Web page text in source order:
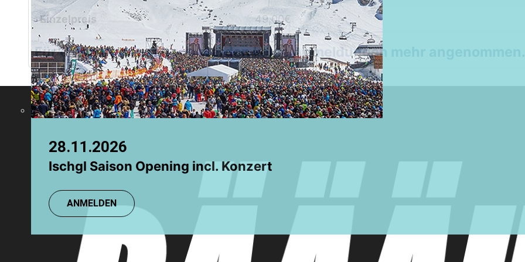
Chamonix
Grindelwald
28.11.2026
Ischgl Saison Opening incl. Konzert
ANMELDEN
09.08.2026
LOSHEIM: SUP Yoga mit SUSI
ANMELDEN
Einzelpreis 49,00€
Für diese Veranstaltung werden keine Anmeldungen mehr angenommen.